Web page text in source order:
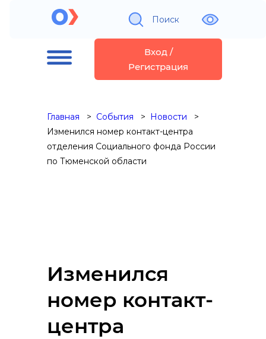
Поиск
Вход /
Регистрация
Главная События
Новости
Изменился номер контакт-центра
отделения Социального фонда России
по Тюменской области
Изменился
номер контакт-
центра